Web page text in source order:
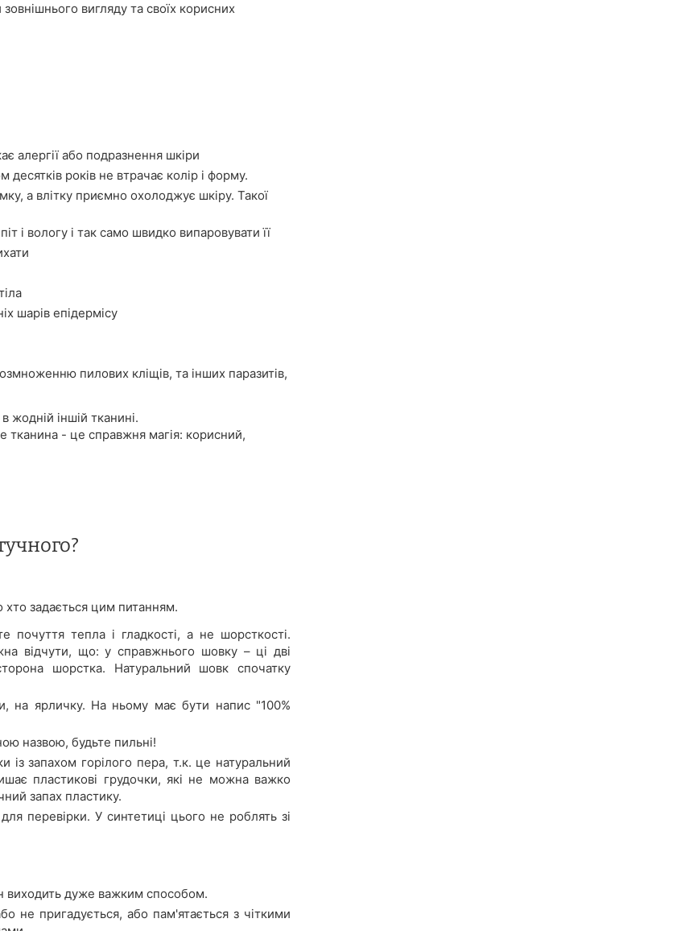
вигляду та своїх корисних
алергії або подразнення шкіри
років не втрачає колір і форму.
а влітку приємно охолоджує шкіру. Такої
і вологу і так само швидко випаровувати її
шарів епідермісу
пилових кліщів, та інших паразитів,
іншій тканині.
тканина - це справжня магія: корисний,
хто задається цим питанням.
тепла і гладкості, а не шорсткості.
відчути, що: у справжнього шовку – ці дві
шорстка. Натуральний шовк спочатку
на ярличку. На ньому має бути напис "100%
назвою, будьте пильні!
із запахом горілого пера, т.к. це натуральний
пластикові грудочки, які не можна важко
запах пластику.
перевірки. У синтетиці цього не роблять зі
виходить дуже важким способом.
не пригадується, або пам'ятається з чіткими